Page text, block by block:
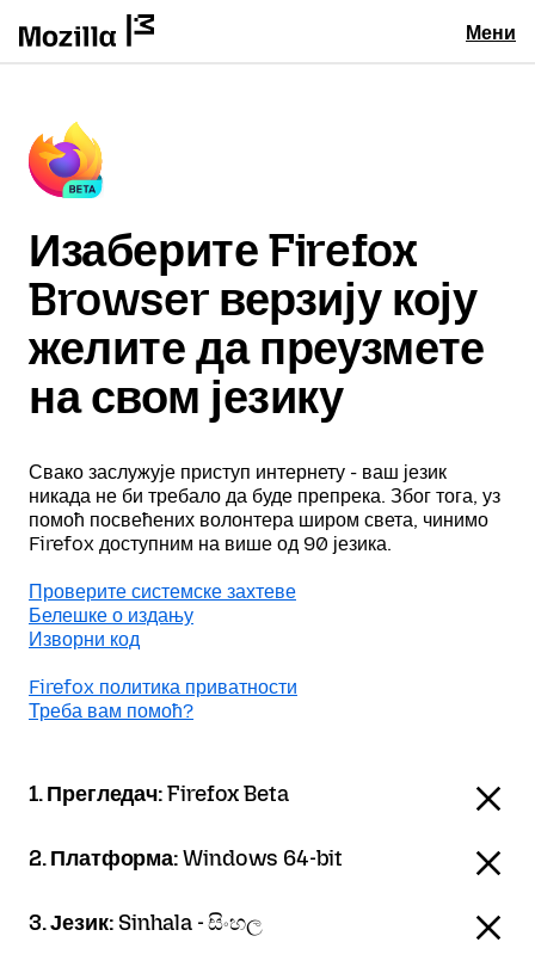
Мени
Изаберите Firefox
Browser верзију коју
желите да преузмете
на свом језику
Свако заслужује приступ интернету - ваш језик
никада не би требало да буде препрека. Због тога, уз
помоћ посвећених волонтера широм света, чинимо
Firefox доступним на више од 90 језика.
Проверите системске захтеве
Белешке о издању
Изворни код
Firefox политика приватности
Треба вам помоћ?
1. Прегледач:Firefox Beta
2. Платформа:Windows 64-bit
3. Језик: Sinhala - සිංහල